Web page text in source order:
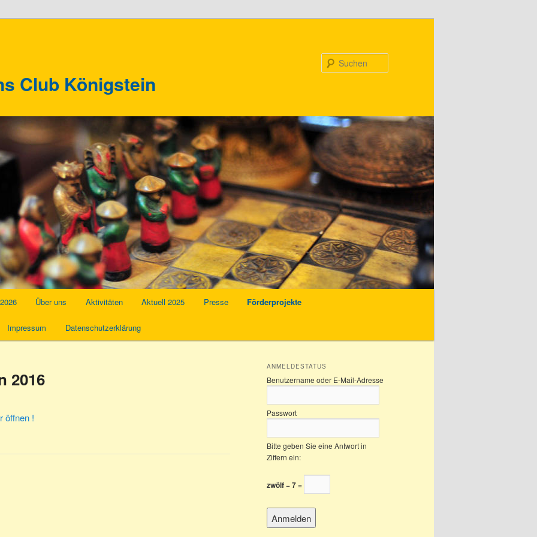
Club Königstein
Über uns Aktivitäten Aktuell 2025 Presse Förderprojekte
Impressum Datenschutzerklärung
2016
öffnen !
ANMELDESTATUS
Benutzername oder E-Mail-Adresse
Passwort
Bitte geben Sie eine Antwort in
Ziffern ein:
zwölf − 7 =